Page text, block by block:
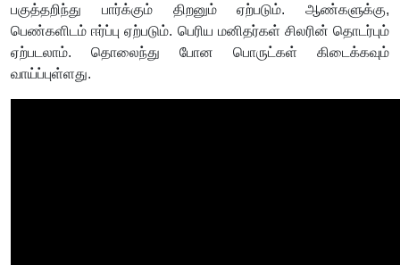
பகுத்தறிந்து பார்க்கும் திறனும் ஏற்படும். ஆண்களுக்கு,
பெண்களிடம் ஈர்ப்பு ஏற்படும். பெரிய மனிதர்கள் சிலரின் தொடர்பும்
ஏற்படலாம். தொலைந்து போன பொருட்கள் கிடைக்கவும்
வாய்ப்புள்ளது.